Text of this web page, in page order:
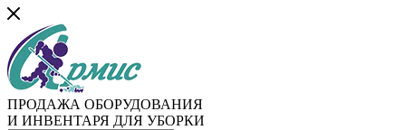
ПРОДАЖА ОБОРУДОВАНИЯ
И ИНВЕНТАРЯ ДЛЯ УБОРКИ